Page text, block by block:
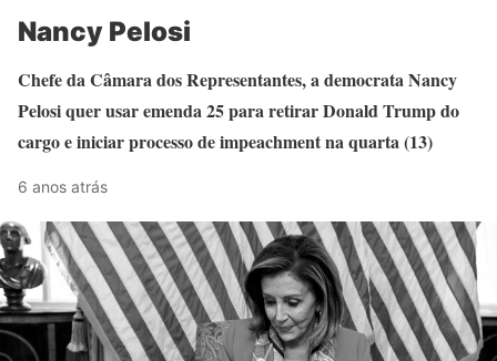
Nancy Pelosi
Chefe da Câmara dos Representantes, a democrata Nancy
Pelosi quer usar emenda 25 para retirar Donald Trump do
cargo e iniciar processo de impeachment na quarta (13)
6 anos atrás